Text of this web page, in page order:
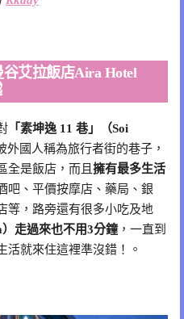
艾拉飯店Aira Hotel
「素坤逸 11 巷」（Soi
外國人稱為旅行者街的巷子，
全是飯店，而且 擁有最多生活
吧、平價按摩店、藥局、銀
等，路旁還有很多小吃及地
走過來也不用3分鐘，一直到
活就來住這裡準沒錯！。